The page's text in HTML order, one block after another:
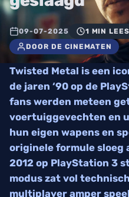
09-07-2025
1 MIN
DOOR DE CINEMATEN
Twisted Metal is een
de jaren ‘90 op de
fans werden meteen
voertuiggevechten en
hun eigen wapens en
originele formule sloeg
2012 op PlayStation 3
modus zat vol
multiplayer amper